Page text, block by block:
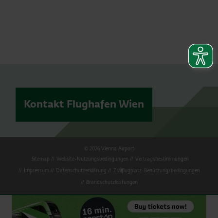
Kontakt Flughafen Wien
© 2026 Vienna Airport
Sitemap
Website-Nutzungsbedingungen
Vertragsbestimmungen
Impressum
Datenschutzerklärung
Zivilflugplatz-Benützungsbedingungen
Brandschutzleistungen